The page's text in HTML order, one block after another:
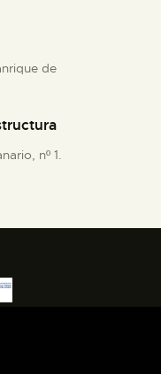
de
nº 1.